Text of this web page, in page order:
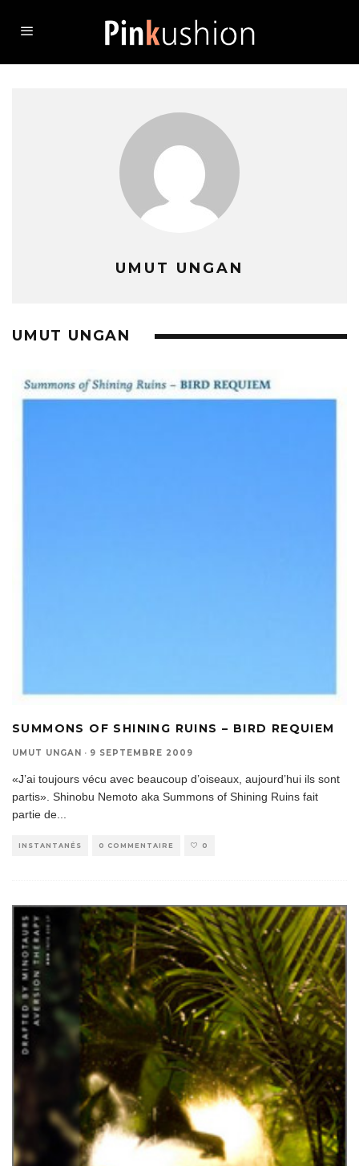
UMUT UNGAN
UMUT UNGAN
SUMMONS OF SHINING RUINS – BIRD REQUIEM
UMUT UNGAN · 9 SEPTEMBRE 2009
«J’ai toujours vécu avec beaucoup d’oiseaux, aujourd’hui ils sont
partis». Shinobu Nemoto aka Summons of Shining Ruins fait
partie de
INSTANTANÉS 0 COMMENTAIRE 0